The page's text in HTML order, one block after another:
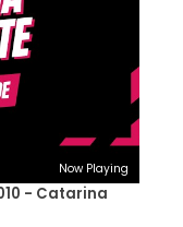
Now Playing
- Catarina